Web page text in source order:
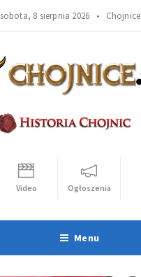
sobota, 8 sierpnia 2026 • Chojnice
Video Ogłoszenia
Menu